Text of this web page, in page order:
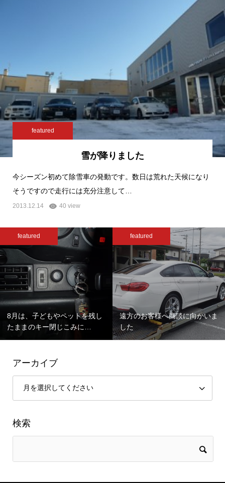
featured
雪が降りました
今シーズン初めて除雪車の発動です。数日は荒れた天候になり
そうですので走行には充分注意して…
2013.12.14 40 view
featured
8月は、子どもやペットを残し
たままのキー閉じこみに…
featured
遠方のお客様へ商談に向かいま
した
アーカイブ
検索